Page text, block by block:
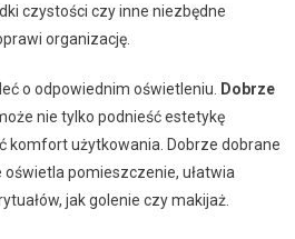
czystości czy inne niezbędne
organizację.
o odpowiednim oświetleniu.
Dobrze
nie tylko podnieść estetykę
komfort użytkowania. Dobrze dobrane
pomieszczenie, ułatwia
jak golenie czy makijaż.